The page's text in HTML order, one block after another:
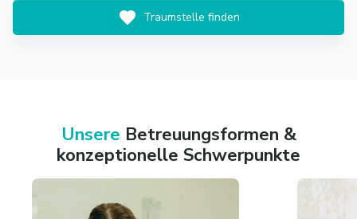
Traumstelle finden
Unsere Betreuungsformen &
konzeptionelle Schwerpunkte